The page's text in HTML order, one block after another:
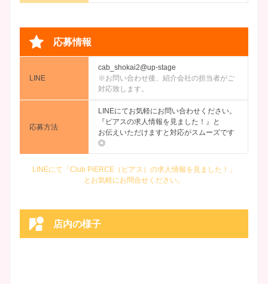
応募情報
LINE
cab_shokai2@up-stage
※お問い合わせ後、紹介会社の担当者がご
対応致します。
応募方法
LINEにてお気軽にお問い合わせください。
『ピアスの求人情報を見ました！』と
お伝えいただけますと対応がスムーズです
◎
LINEにて「Club PiERCE（ピアス）の求人情報を見ました！」
とお気軽にお問合せください。
店内の様子